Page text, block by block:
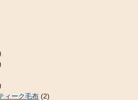
ィーク毛布 (2)